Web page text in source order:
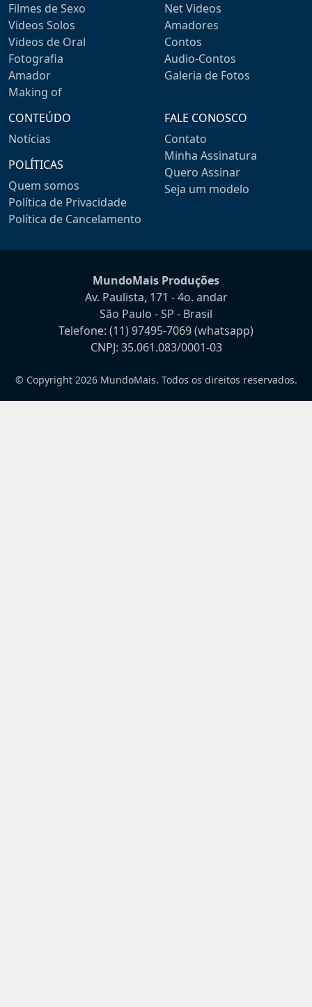
Filmes de Sexo
Videos Solos
Videos de Oral
Fotografia
Amador
Making of
Net Videos
Amadores
Contos
Audio-Contos
Galeria de Fotos
CONTEÚDO
Notícias
POLÍTICAS
Quem somos
Política de Privacidade
Política de Cancelamento
FALE CONOSCO
Contato
Minha Assinatura
Quero Assinar
Seja um modelo
MundoMais Produções
Av. Paulista, 171 - 4o. andar
São Paulo - SP - Brasil
Telefone: (11) 97495-7069(whatsapp)
CNPJ: 35.061.083/0001-03
© Copyright 2026 MundoMais. Todos os direitos reservados.